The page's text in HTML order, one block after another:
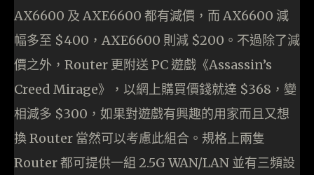
AX6600 及 AXE6600 都有減價，而 AX6600 減
幅多至 $400，AXE6600 則減 $200。不過除了減
價之外，Router 更附送 PC 遊戲《Assassin’s
Creed Mirage》，以網上購買價錢就達 $368，變
相減多 $300，如果對遊戲有興趣的用家而且又想
換 Router 當然可以考慮此組合。規格上兩隻
Router 都可提供一組 2.5G WAN/LAN 並有三頻設